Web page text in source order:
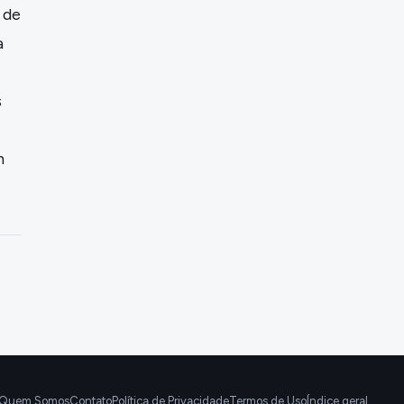
Quem SomosContatoPolítica de PrivacidadeTermos de Uso Índice geral